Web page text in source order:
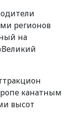
регионов
на
канатным
высот